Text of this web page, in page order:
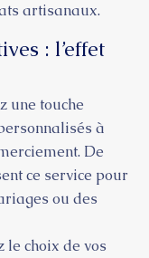
artisanaux.
: l’effet
une touche
à
De
ce service pour
ou des
le choix de vos